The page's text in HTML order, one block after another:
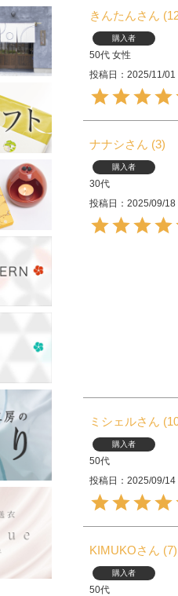
きんたん
購入者
50代 女性
投稿日
2025/11/01
ナナシ 3
購入者
30代
投稿日
2025/09/18
ミシェル
購入者
50代
投稿日
2025/09/14
KIMUKO 7
購入者
50代